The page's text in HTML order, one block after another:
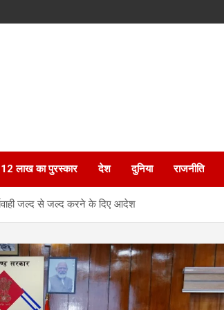
12 लाख का पुरस्कार देश दुनिया राजनीति
जल्द से जल्द करने के दिए आदेश